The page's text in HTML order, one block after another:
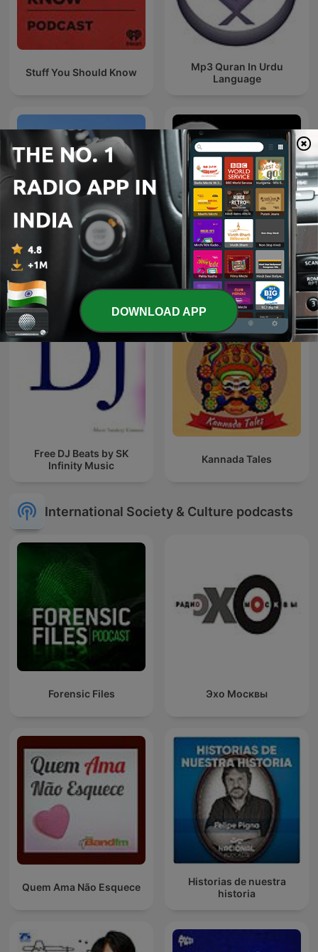
Stuff You Should Know
Mp3 Quran In Urdu
Language
The Musafir Stories - India
Travel Podcast
Tariq Jamil Podcast
Free DJ Beats by SK
Infinity Music
Kannada Tales
International Society & Culture podcasts
Forensic Files Эхо Москвы
Quem Ama Não Esquece
Historias de nuestra
historia
DOWNLOAD APP